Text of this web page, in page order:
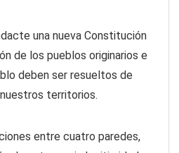
una nueva Constitución
de los pueblos originarios e
deben ser resueltos de
territorios.
entre cuatro paredes,